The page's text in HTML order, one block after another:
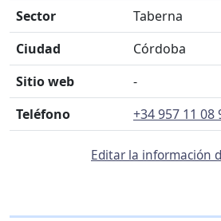
Sector
Taberna
Ciudad
Córdoba
Sitio web
-
Teléfono
+34 957 11 08
Editar la información